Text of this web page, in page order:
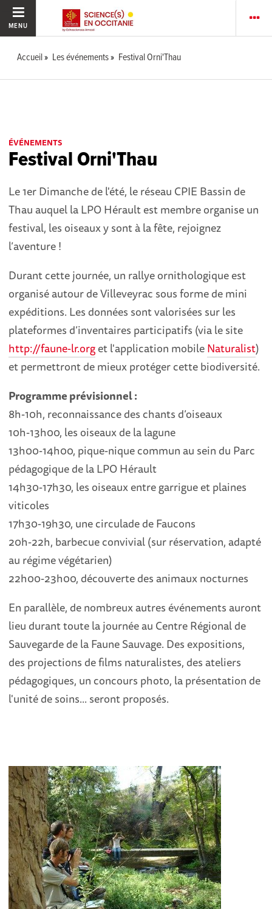
MENU
Accueil Les événements Festival Orni'Thau
ÉVÉNEMENTS
Festival Orni'Thau
Le 1er Dimanche de l'été, le réseau CPIE Bassin de
Thau auquel la LPO Hérault est membre organise un
festival, les oiseaux y sont à la fête, rejoignez
l’aventure !
Durant cette journée, un rallye ornithologique est
organisé autour de Villeveyrac sous forme de mini
expéditions. Les données sont valorisées sur les
plateformes d’inventaires participatifs (via le site
http://faune-lr.orget l'application mobileNaturalist)
et permettront de mieux protéger cette biodiversité.
Programme prévisionnel :
8h-10h, reconnaissance des chants d’oiseaux
10h-13h00, les oiseaux de la lagune
13h00-14h00, pique-nique commun au sein du Parc
pédagogique de la LPO Hérault
14h30-17h30, les oiseaux entre garrigue et plaines
viticoles
17h30-19h30, une circulade de Faucons
20h-22h, barbecue convivial (sur réservation, adapté
au régime végétarien)
22h00-23h00, découverte des animaux nocturnes
En parallèle, de nombreux autres événements auront
lieu durant toute la journée au Centre Régional de
Sauvegarde de la Faune Sauvage. Des expositions,
des projections de films naturalistes, des ateliers
pédagogiques, un concours photo, la présentation de
l'unité de soins... seront proposés.